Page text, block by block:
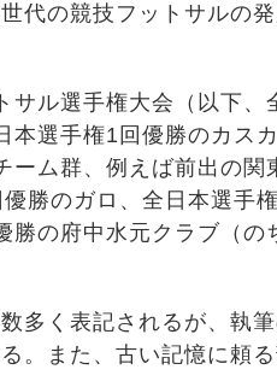
代の競技フットサルの
サル選手権大会（以下、
本選手権1回優勝のカス
ム群、例えば前出の関
勝のガロ、全日本選手
勝の府中水元クラブ（の
多く表記されるが、執
。また、古い記憶に頼